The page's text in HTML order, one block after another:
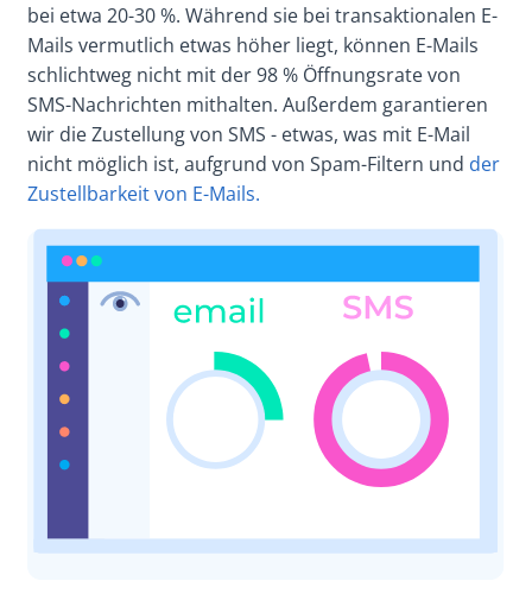
bei etwa 20-30 %. Während sie bei transaktionalen E-
Mails vermutlich etwas höher liegt, können E-Mails
schlichtweg nicht mit der 98 % Öffnungsrate von
SMS-Nachrichten mithalten. Außerdem garantieren
wir die Zustellung von SMS - etwas, was mit E-Mail
nicht möglich ist, aufgrund von Spam-Filtern und der
Zustellbarkeit von E-Mails.